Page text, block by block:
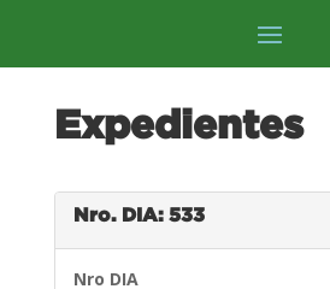
Expedientes
Nro. DIA: 533
Nro DIA